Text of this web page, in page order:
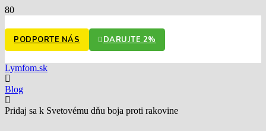
PODPORTE NÁS DARUJTE 2%
Lymfom.sk
Blog
Pridaj sa k Svetovému dňu boja proti rakovine